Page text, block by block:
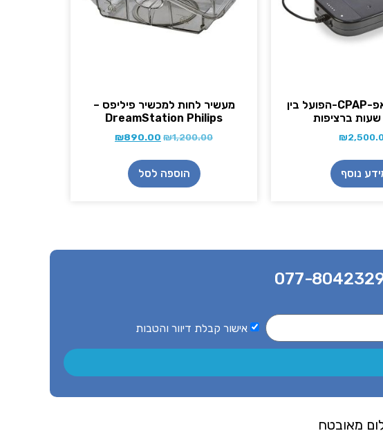
סוללה לסיפאפ-CPAP-הפועל בין
₪
נוסף
מעשיר לחות למכשיר פיליפס –
DreamStation Philips
₪1,200.00
₪890.00
הוספה לסל
077-
אישור קבלת דיוור והטבות
מאובטח